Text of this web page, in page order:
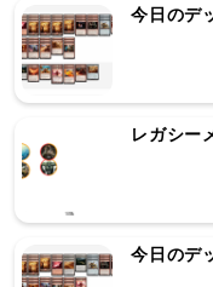
今日のデ
レガシー
今日のデ